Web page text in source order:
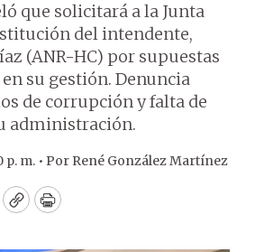
que solicitará a la Junta
del intendente,
(ANR-HC) por supuestas
su gestión. Denuncia
de corrupción y falta de
administración.
p. m. • Por René González Martínez
CopyPrint